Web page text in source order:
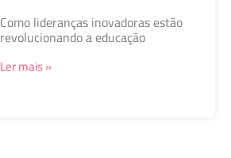
Como lideranças inovadoras estão
revolucionando a educação
Ler mais »